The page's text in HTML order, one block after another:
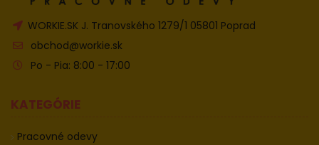
WORKIE.SK J. Tranovského 1279/1 05801 Poprad
obchod@workie.sk
Po - Pia: 8:00 - 17:00
KATEGÓRIE
Pracovné odevy